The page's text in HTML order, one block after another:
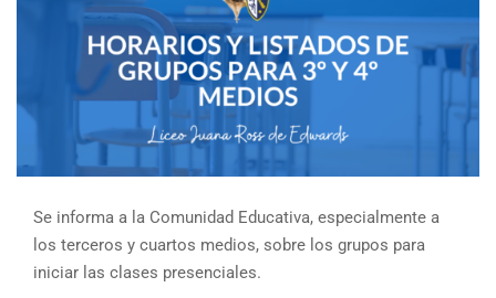
Se informa a la Comunidad Educativa, especialmente a
los terceros y cuartos medios, sobre los grupos para
iniciar las clases presenciales.